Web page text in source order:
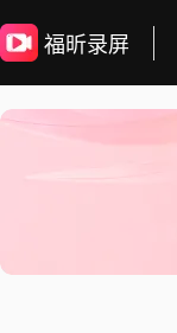
福昕录屏